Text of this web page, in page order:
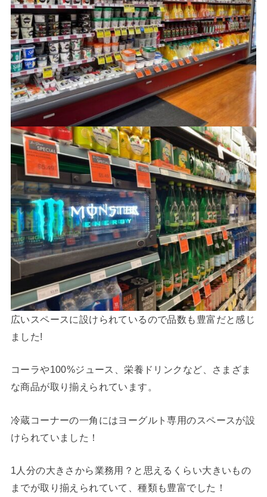
広いスペースに設けられているので品数も豊富だと感じ
ました!
コーラや100%ジュース、栄養ドリンクなど、さまざま
な商品が取り揃えられています。
冷蔵コーナーの一角にはヨーグルト専用のスペースが設
けられていました！
1人分の大きさから業務用？と思えるくらい大きいもの
までが取り揃えられていて、種類も豊富でした！